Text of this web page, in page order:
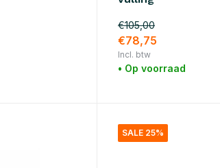
€105,00
€78,75
Incl. btw
• Op voorraad
SALE 25%